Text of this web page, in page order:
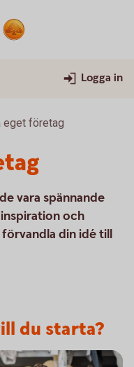
Logga in
eget företag
vara spännande
och
din idé till
du starta?